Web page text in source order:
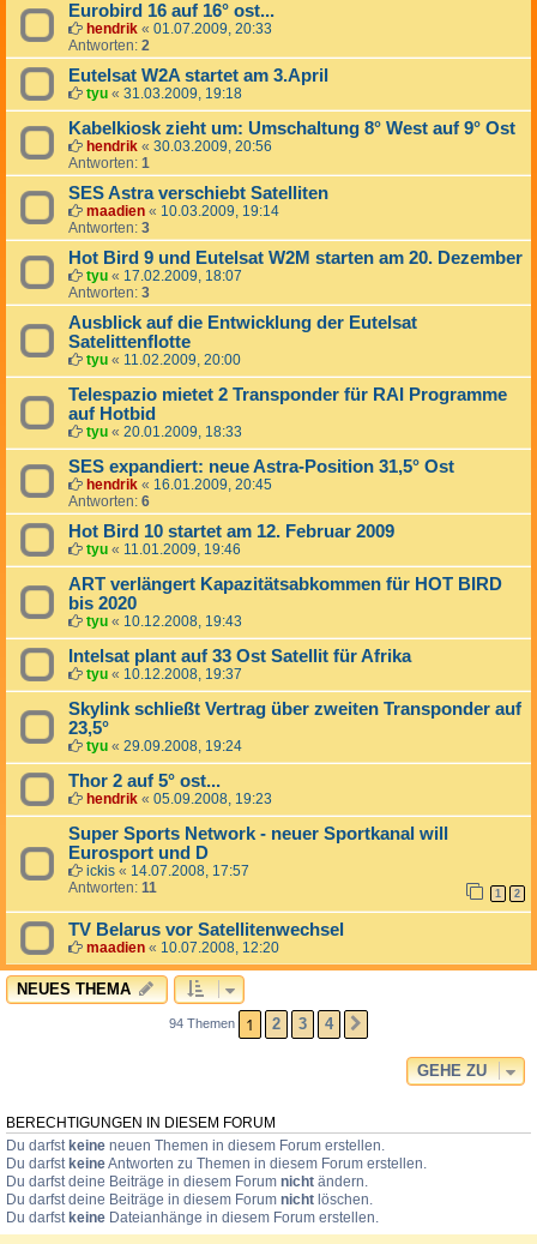
Eurobird 16 auf 16° ost...
hendrik « 01.07.2009, 20:33
Antworten: 2
Eutelsat W2A startet am 3.April
tyu « 31.03.2009, 19:18
Kabelkiosk zieht um: Umschaltung 8° West auf 9° Ost
hendrik « 30.03.2009, 20:56
Antworten: 1
SES Astra verschiebt Satelliten
maadien « 10.03.2009, 19:14
Antworten: 3
Hot Bird 9 und Eutelsat W2M starten am 20. Dezember
tyu « 17.02.2009, 18:07
Antworten: 3
Ausblick auf die Entwicklung der Eutelsat
Satelittenflotte
tyu « 11.02.2009, 20:00
Telespazio mietet 2 Transponder für RAI Programme
auf Hotbid
tyu « 20.01.2009, 18:33
SES expandiert: neue Astra-Position 31,5° Ost
hendrik « 16.01.2009, 20:45
Antworten: 6
Hot Bird 10 startet am 12. Februar 2009
tyu « 11.01.2009, 19:46
ART verlängert Kapazitätsabkommen für HOT BIRD
bis 2020
tyu « 10.12.2008, 19:43
Intelsat plant auf 33 Ost Satellit für Afrika
tyu « 10.12.2008, 19:37
Skylink schließt Vertrag über zweiten Transponder auf
23,5°
tyu « 29.09.2008, 19:24
Thor 2 auf 5° ost...
hendrik « 05.09.2008, 19:23
Super Sports Network - neuer Sportkanal will
Eurosport und D
ickis « 14.07.2008, 17:57
Antworten: 11 1 2
TV Belarus vor Satellitenwechsel
maadien « 10.07.2008, 12:20
NEUES THEMA
94 Themen 1 2 3 4
GEHE ZU
BERECHTIGUNGEN IN DIESEM FORUM
Du darfst keine neuen Themen in diesem Forum erstellen.
Du darfst keineAntworten zu Themen in diesem Forum erstellen.
Du darfst deine Beiträge in diesem Forum nicht ändern.
Du darfst deine Beiträge in diesem Forum nicht löschen.
Du darfst keine Dateianhänge in diesem Forum erstellen.